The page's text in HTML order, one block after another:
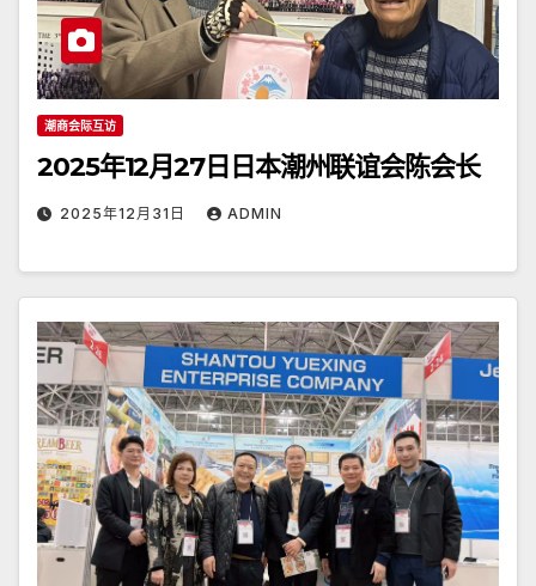
潮商会际互访
2025年12月27日日本潮州联谊会陈会长
2025年12月31日 ADMIN